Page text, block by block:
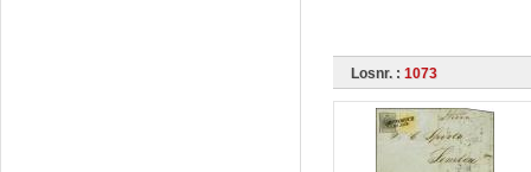
Losnr. : 1073